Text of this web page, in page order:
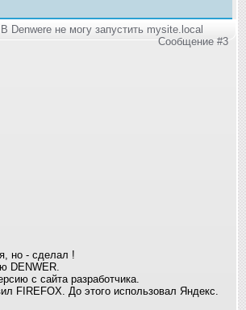
Denwere не могу запустить mysite.local
Сообщение #3
но - сделал !
DENWER.
с сайта разработчика.
FIREFOX. До этого использовал Яндекс.